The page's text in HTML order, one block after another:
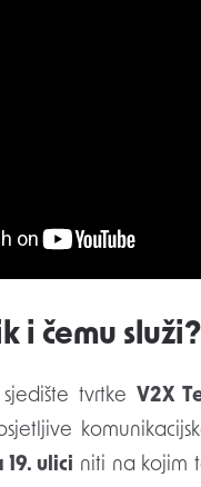
i čemu služi?
tvrtke V2X
ulici niti na kojim